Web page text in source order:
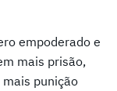
empoderado e
mais prisão,
punição